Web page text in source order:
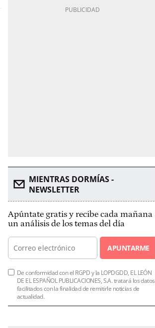
MIENTRAS DORMÍAS -
NEWSLETTER
Apúntate gratis y recibe cada mañana
un análisis de los temas del día
APUNTARME
De conformidad con el RGPD y la LOPDGDD, EL LEÓN
DE EL ESPAÑOL PUBLICACIONES, S.A. tratará los datos
facilitados con la finalidad de remitirle noticias de
actualidad.